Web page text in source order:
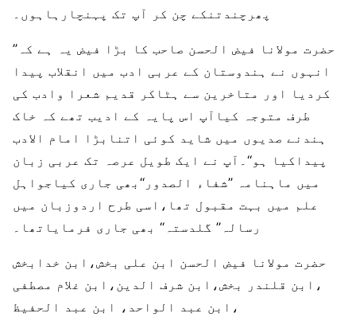
پھرچندتنکے چن کر آپ تک پہنچارہاہوں۔
’’حضرت مولانا فیض الحسن صاحب کا بڑا فیض یہ ہے کہ
انہوں نے ہندوستان کے عربی ادب میں انقلاب پیدا
کردیا اور متاخرین سے ہٹاکر قدیم شعرا وادب کی
طرف متوجہ کیاآپ اس پایہ کے ادیب تھے کہ خاک
ہندنے صدیوں میں شاید کوئی اتنابڑا امام الادب
پیداکیا ہو‘‘۔آپ نے ایک طویل عرصہ تک عربی زبان
میں ماہنامہ ’’شفاء الصدور‘‘بھی جاری کیاجواہل
علم میں بہت مقبول تھا،اسی طرح اردوزبان میں
رسالہ’’ گلدستہ‘‘ بھی جاری فرمایاتھا۔
حضرت مولانا فیض الحسن ابن علی بخش،ابن خدابخش
،ابن قلندر بخش،ابن شرف الدین،ابن غلام مصطفی
،ابن عبد الواحد، ابن عبد الحفیظ